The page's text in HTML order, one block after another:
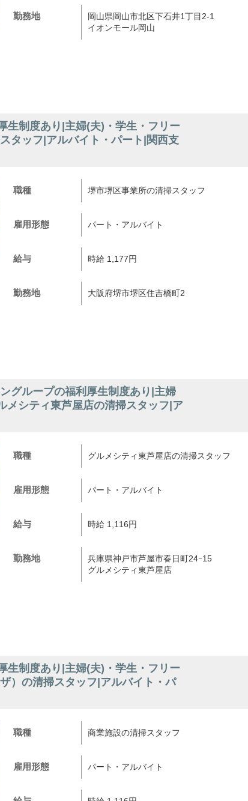
勤務地
岡山県岡山市北区下石井1丁目2-1
イオンモール岡山
生制度あり|主婦(夫)・学生・フリー
タッフ|アルバイト・パート|関西支
職種 堺市堺区事業所の清掃スタッフ
雇用形態 パート・アルバイト
給与 時給 1,177円
勤務地 大阪府堺市堺区住吉橋町2
グループの福利厚生制度あり|主婦
メシティ東芦屋店の清掃スタッフ|ア
職種 グルメシティ東芦屋店の清掃スタッフ
雇用形態 パート・アルバイト
給与 時給 1,116円
勤務地
兵庫県神戸市芦屋市春日町24ｰ15
グルメシティ東芦屋店
生制度あり|主婦(夫)・学生・フリー
）の清掃スタッフ|アルバイト・パ
職種 商業施設の清掃スタッフ
雇用形態 パート・アルバイト